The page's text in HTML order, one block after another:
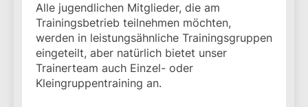
Alle jugendlichen Mitglieder, die am
Trainingsbetrieb teilnehmen möchten,
werden in leistungsähnliche Trainingsgruppen
eingeteilt, aber natürlich bietet unser
Trainerteam auch Einzel- oder
Kleingruppentraining an.